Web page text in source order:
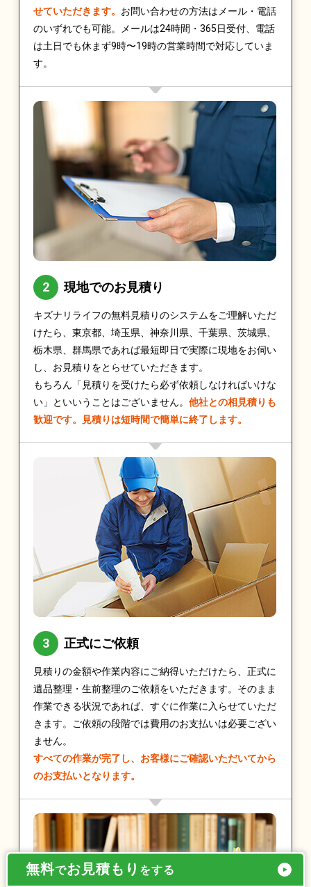
せていただきます。 お問い合わせの方法はメール・電話
のいずれでも可能。メールは24時間・365日受付、電話
は土日でも休まず9時〜19時の営業時間で対応していま
す。
現地でのお見積り
キズナリライフの無料見積りのシステムをご理解いただ
けたら、東京都、埼玉県、神奈川県、千葉県、茨城県、
栃木県、群馬県であれば最短即日で実際に現地をお伺い
し、お見積りをとらせていただきます。
もちろん「見積りを受けたら必ず依頼しなければいけな
い」といいうことはございません。 他社との相見積りも
歓迎です。見積りは短時間で簡単に終了します。
正式にご依頼
見積りの金額や作業内容にご納得いただけたら、正式に
遺品整理・生前整理のご依頼をいただきます。そのまま
作業できる状況であれば、すぐに作業に入らせていただ
きます。ご依頼の段階では費用のお支払いは必要ござい
ません。
すべての作業が完了し、お客様にご確認いただいてから
のお支払いとなります。
無料でお見積もり をする